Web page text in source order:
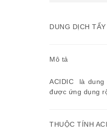
DUNG DỊCH
Mô tả
ACIDIC là
được ứng dụng
THUỘC TÍNH